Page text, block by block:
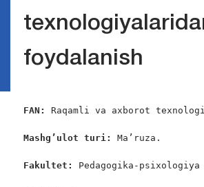
foydalanish
FAN: Raqamli va axborot
Mashg’ulot turi: Ma’ruza.
Fakultet: Pedagogika-